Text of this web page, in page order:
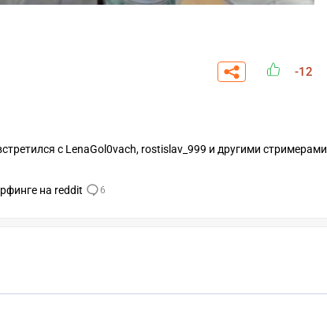
-12
с LenaGol0vach, rostislav_999 и другими стримерами
на reddit 6